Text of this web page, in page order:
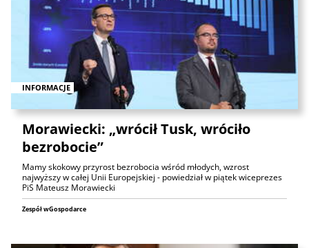
INFORMACJE
Morawiecki: „wrócił Tusk, wróciło
bezrobocie”
Mamy skokowy przyrost bezrobocia wśród młodych, wzrost
najwyższy w całej Unii Europejskiej - powiedział w piątek wiceprezes
PiS Mateusz Morawiecki
Zespół wGospodarce